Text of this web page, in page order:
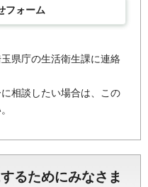
フォーム
県庁の生活衛生課に連絡
相談したい場合は、この
るためにみなさま